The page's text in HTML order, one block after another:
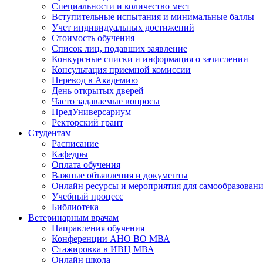
Специальности и количество мест
Вступительные испытания и минимальные баллы
Учет индивидуальных достижений
Стоимость обучения
Список лиц, подавших заявление
Конкурсные списки и информация о зачислении
Консультация приемной комиссии
Перевод в Академию
День открытых дверей
Часто задаваемые вопросы
ПредУниверсариум
Ректорский грант
Студентам
Расписание
Кафедры
Оплата обучения
Важные объявления и документы
Онлайн ресурсы и мероприятия для
Учебный процесс
Библиотека
Ветеринарным врачам
Направления обучения
Конференции АНО ВО МВА
Стажировка в ИВЦ МВА
Онлайн школа